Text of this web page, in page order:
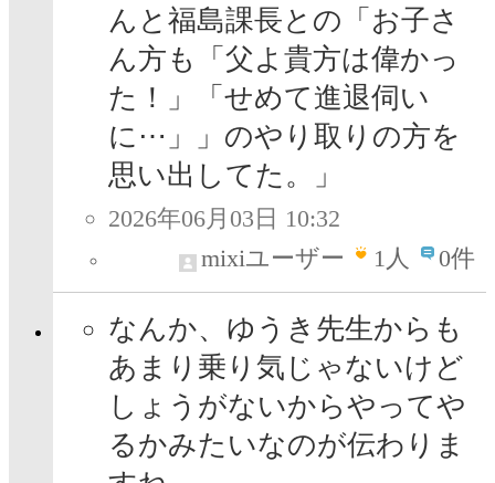
んと福島課長との「お子さ
ん方も「父よ貴方は偉かっ
た！」「せめて進退伺い
に⋯」」のやり取りの方を
思い出してた。」
2026年06月03日 10:32
mixiユーザー
1人 0件
なんか、ゆうき先生からも
あまり乗り気じゃないけど
しょうがないからやってや
るかみたいなのが伝わりま